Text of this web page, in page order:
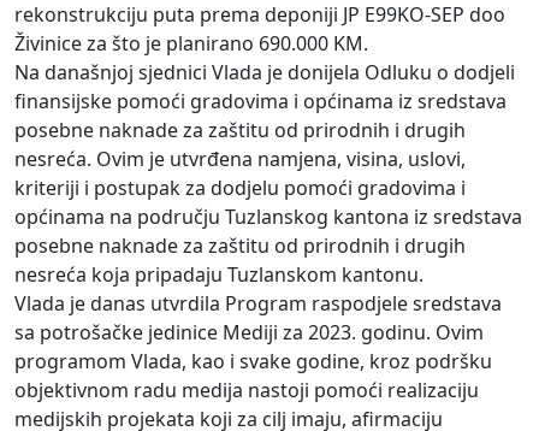
rekonstrukciju puta prema deponiji JP E99KO-SEP doo
Živinice za što je planirano 690.000 KM.
Na današnjoj sjednici Vlada je donijela Odluku o dodjeli
finansijske pomoći gradovima i općinama iz sredstava
posebne naknade za zaštitu od prirodnih i drugih
nesreća. Ovim je utvrđena namjena, visina, uslovi,
kriteriji i postupak za dodjelu pomoći gradovima i
općinama na području Tuzlanskog kantona iz sredstava
posebne naknade za zaštitu od prirodnih i drugih
nesreća koja pripadaju Tuzlanskom kantonu.
Vlada je danas utvrdila Program raspodjele sredstava
sa potrošačke jedinice Mediji za 2023. godinu. Ovim
programom Vlada, kao i svake godine, kroz podršku
objektivnom radu medija nastoji pomoći realizaciju
medijskih projekata koji za cilj imaju, afirmaciju